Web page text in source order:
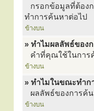
กรอกข้อมูลที่ต้องก
ทำการค้นหาต่อไป
ข้างบน
» ทำไมผลลัพธ์ของ
คำที่คุณใช้ในการ
ข้างบน
» ทำไมในขณะทำก
ผลลัพธ์ของการค้น
ข้างบน